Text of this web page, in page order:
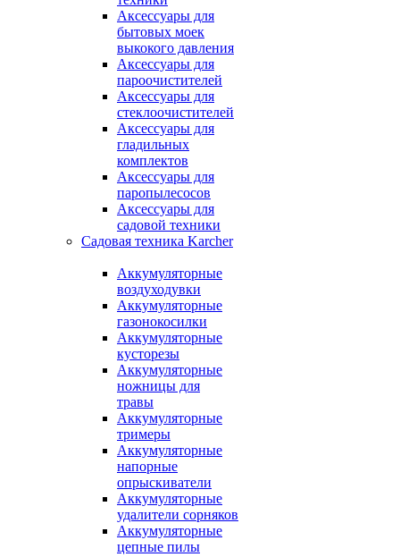
Аксессуары для
бытовых моек
выкокого давления
Аксессуары для
пароочистителей
Аксессуары для
стеклоочистителей
Аксессуары для
гладильных
комплектов
Аксессуары для
паропылесосов
Аксессуары для
садовой техники
Садовая техника Karcher
Аккумуляторные
воздуходувки
Аккумуляторные
газонокосилки
Аккумуляторные
кусторезы
Аккумуляторные
ножницы для
травы
Аккумуляторные
тримеры
Аккумуляторные
напорные
опрыскиватели
Аккумуляторные
удалители сорняков
Аккумуляторные
цепные пилы